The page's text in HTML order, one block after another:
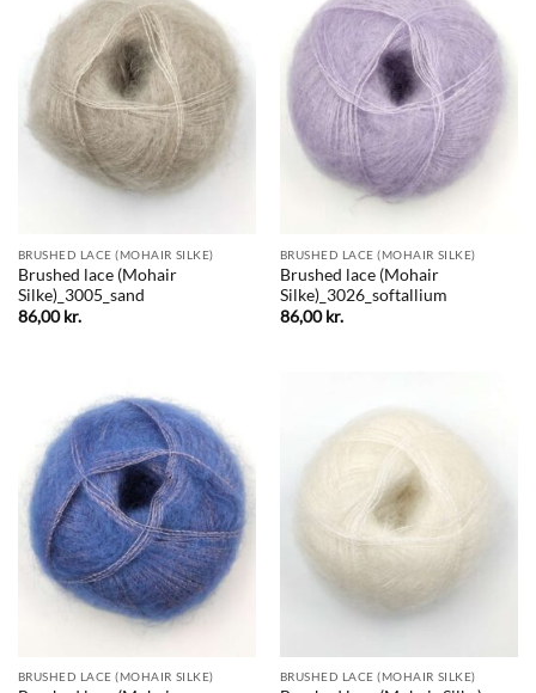
BRUSHED LACE (MOHAIR SILKE)
Brushed lace (Mohair
Silke)_3005_sand
86,00kr.
BRUSHED LACE (MOHAIR SILKE)
Brushed lace (Mohair
Silke)_3026_softallium
86,00kr.
BRUSHED LACE (MOHAIR SILKE) BRUSHED LACE (MOHAIR SILKE)